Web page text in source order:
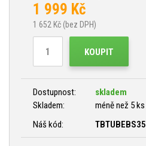
1 999 Kč
1 652 Kč (bez DPH)
KOUPIT
Dostupnost:
skladem
Skladem:
méně než 5 ks
Náš kód:
TBTUBEBS35